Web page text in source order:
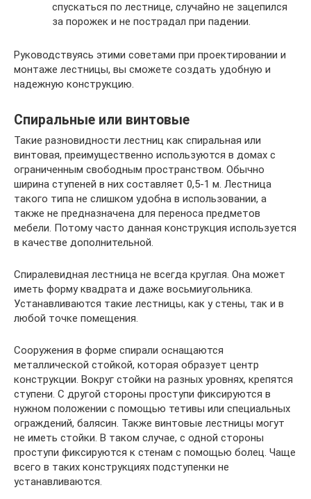
спускаться по лестнице, случайно не зацепился
за порожек и не пострадал при падении.
Руководствуясь этими советами при проектировании и
монтаже лестницы, вы сможете создать удобную и
надежную конструкцию.
Спиральные или винтовые
Такие разновидности лестниц как спиральная или
винтовая, преимущественно используются в домах с
ограниченным свободным пространством. Обычно
ширина ступеней в них составляет 0,5-1 м. Лестница
такого типа не слишком удобна в использовании, а
также не предназначена для переноса предметов
мебели. Потому часто данная конструкция используется
в качестве дополнительной.
Спиралевидная лестница не всегда круглая. Она может
иметь форму квадрата и даже восьмиугольника.
Устанавливаются такие лестницы, как у стены, так и в
любой точке помещения.
Сооружения в форме спирали оснащаются
металлической стойкой, которая образует центр
конструкции. Вокруг стойки на разных уровнях, крепятся
ступени. С другой стороны проступи фиксируются в
нужном положении с помощью тетивы или специальных
ограждений, балясин. Также винтовые лестницы могут
не иметь стойки. В таком случае, с одной стороны
проступи фиксируются к стенам с помощью болец. Чаще
всего в таких конструкциях подступенки не
устанавливаются.